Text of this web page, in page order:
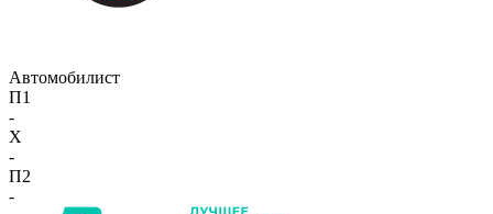
Автомобилист
П1
-
X
-
П2
-